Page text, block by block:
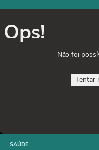
Ops!
Não foi
Tentar
SAÚDE